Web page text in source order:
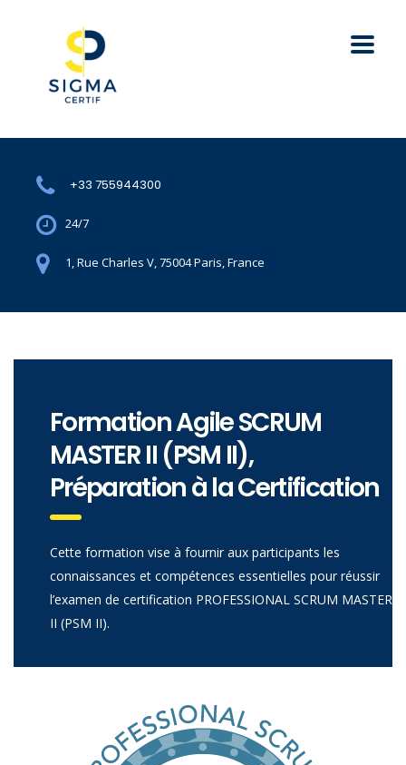
+33 755944300
24/7
1, Rue Charles V, 75004 Paris, France
Formation Agile SCRUM
MASTER II (PSM II),
Préparation à la Certification
Cette formation vise à fournir aux participants les
connaissances et compétences essentielles pour réussir
l’examen de certification PROFESSIONAL SCRUM MASTER
II (PSM II).